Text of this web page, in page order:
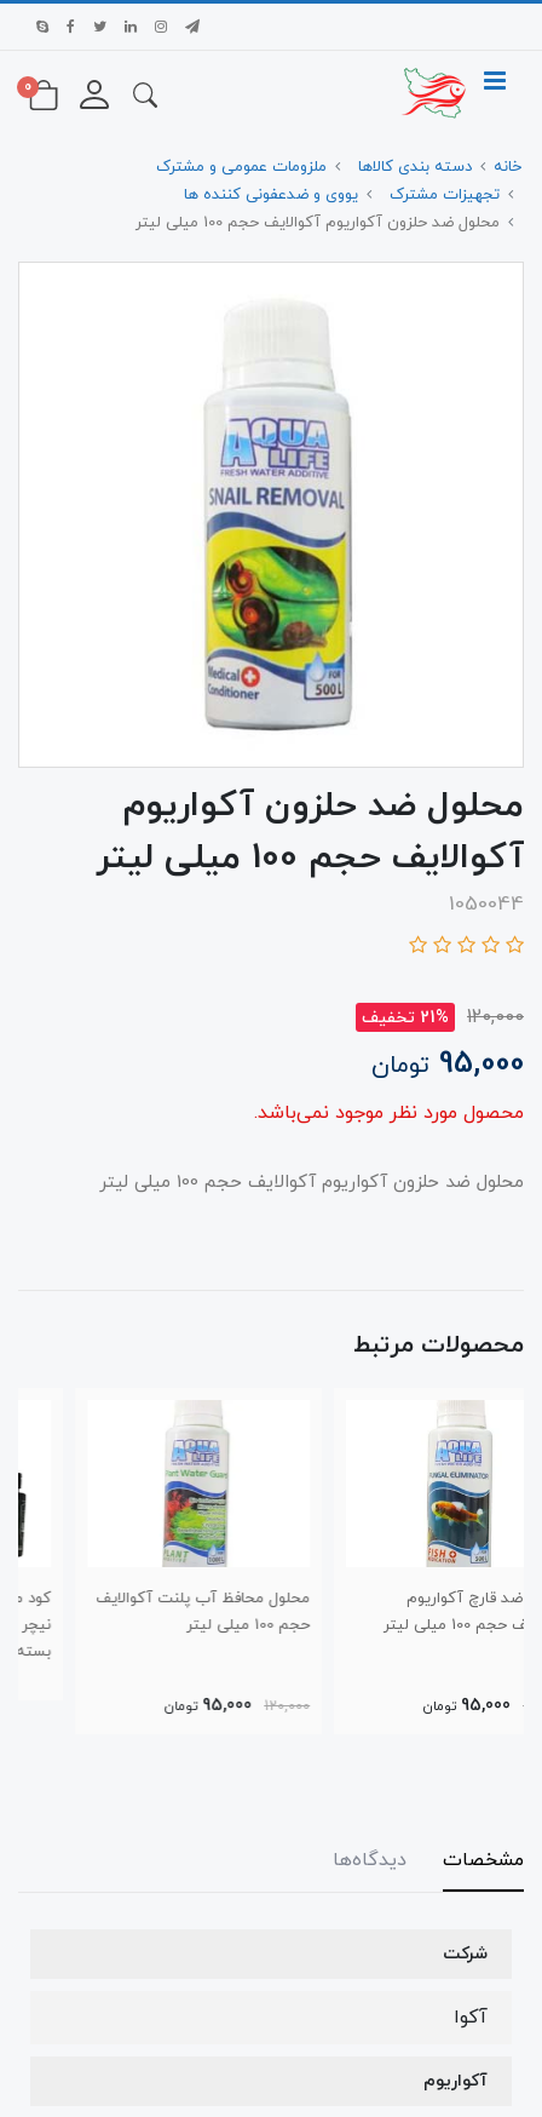
0
خانه دسته بندی کالاها
ملزومات عمومی و مشترک
تجهیزات مشترک
یووی و ضدعفونی کننده ها
محلول ضد حلزون آکواریوم آکوالایف حجم 100 میلی لیتر
محلول ضد حلزون آکواریوم
آکوالایف حجم 100 میلی لیتر
1050044
120,000 21% تخفیف
95,000 تومان
محصول مورد نظر موجود نمی‌باشد.
محلول ضد حلزون آکواریوم آکوالایف حجم 100 میلی لیتر
محصولات مرتبط
محلول محافظ آب پلنت آکوالایف
حجم 100 میلی لیتر
120,000
95,000
کود مایع هیومیک اسید پروتکت
نیچر مدل pnt حجم 125 میلی لیتر
مشخصات دیدگاه‌ها
شرکت
آکوا
آکواریوم